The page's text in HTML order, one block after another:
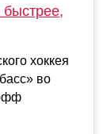
хоккея
во